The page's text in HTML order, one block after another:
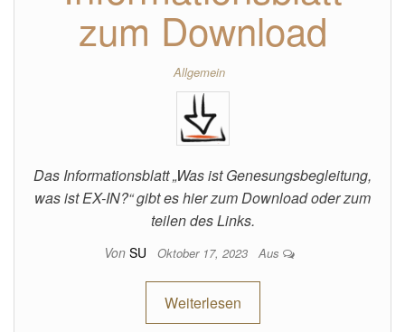
zum Download
Allgemein
Das Informationsblatt „Was ist Genesungsbegleitung,
was ist EX-IN?“ gibt es hier zum Download oder zum
teilen des Links.
Von SU Oktober 17, 2023 Aus
Weiterlesen